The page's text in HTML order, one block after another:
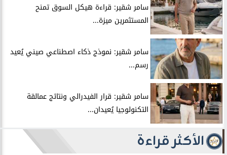
سامر شقير: قراءة هيكل السوق تمنح
المستثمرين ميزة...
سامر شقير: نموذج ذكاء اصطناعي صيني يُعيد
رسم...
سامر شقير: قرار الفيدرالي ونتائج عمالقة
التكنولوجيا يُعيدان...
الأكثر قراءة